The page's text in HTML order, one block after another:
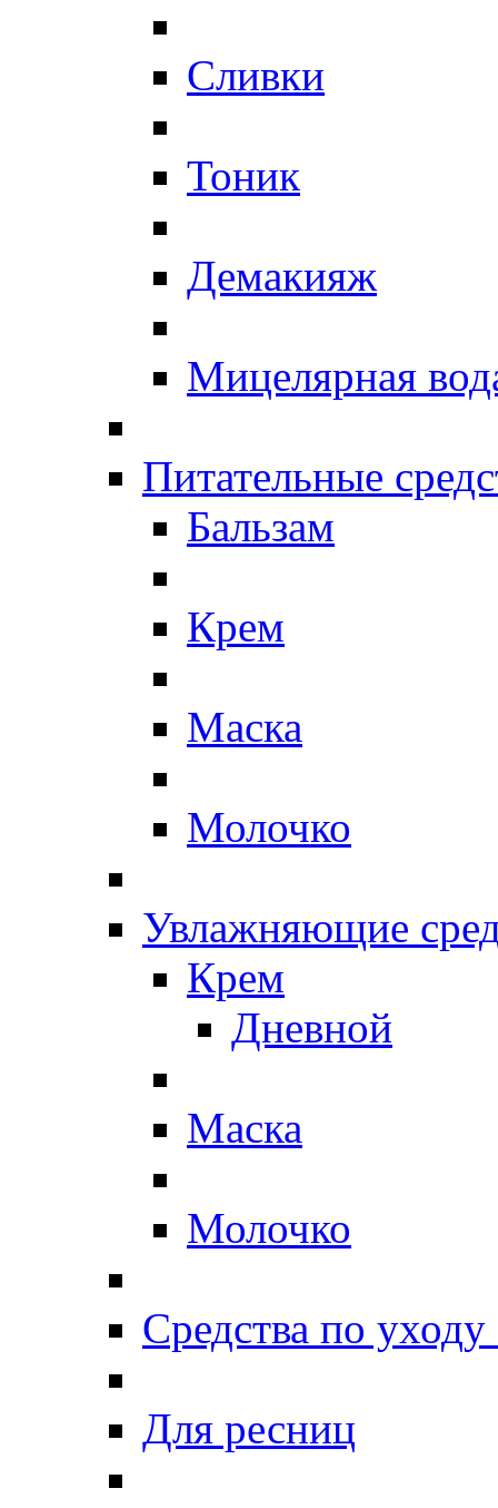
Сливки
Тоник
Демакияж
Мицелярная
Питательные
Бальзам
Крем
Маска
Молочко
Увлажняющие
Крем
Дневной
Маска
Молочко
Средства по уходу
Для ресниц